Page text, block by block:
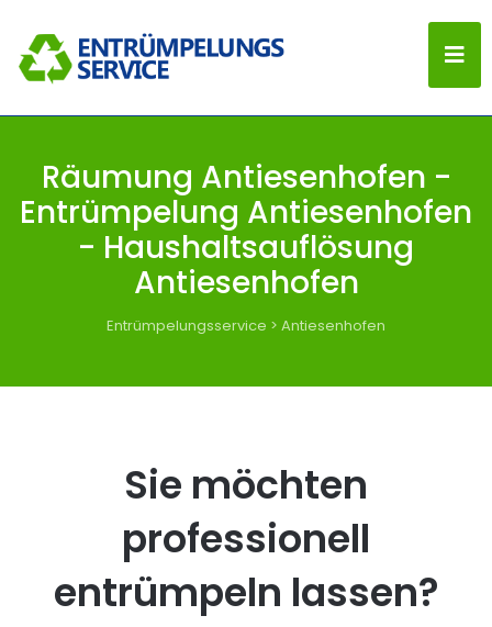
Räumung Antiesenhofen -
Entrümpelung Antiesenhofen
- Haushaltsauflösung
Antiesenhofen
Entrümpelungsservice > Antiesenhofen
Sie möchten
professionell
entrümpeln lassen?